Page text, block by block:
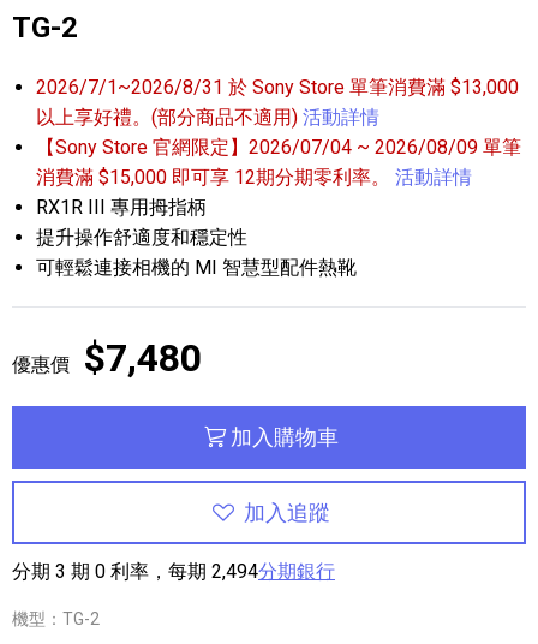
TG-2
2026/7/1~2026/8/31 於 Sony Store 單筆消費滿 $13,000
以上享好禮。(部分商品不適用) 活動詳情
【Sony Store 官網限定】2026/07/04 ~ 2026/08/09 單筆
消費滿 $15,000 即可享 12期分期零利率。
活動詳情
RX1R III 專用拇指柄
提升操作舒適度和穩定性
可輕鬆連接相機的 MI 智慧型配件熱靴
優惠價 $7,480
加入購物車
加入追蹤
分期 3 期 0 利率，每期 2,494分期銀行
機型：TG-2